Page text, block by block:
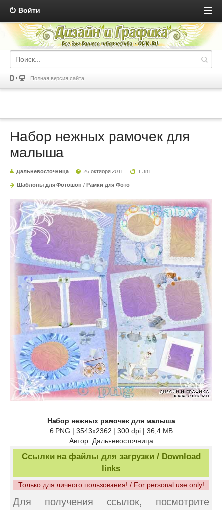
Войти
Полная версия сайта
Набор нежных рамочек для
малыша
Дальневосточница 26 октября 2011 1 381
Шаблоны для Фотошоп / Рамки для Фото
Набор нежных рамочек для малыша
6 PNG | 3543x2362 | 300 dpi | 36,4 MB
Автор: Дальневосточница
Ссылки на файлы для загрузки / Download
links
Только для личного пользования! / For personal use only!
Для получения ссылок, посмотрите